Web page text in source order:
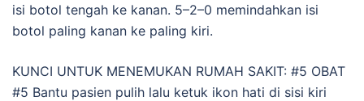
isi botol tengah ke kanan. 5–2–0 memindahkan isi
botol paling kanan ke paling kiri.
KUNCI UNTUK MENEMUKAN RUMAH SAKIT: #5 OBAT
#5 Bantu pasien pulih lalu ketuk ikon hati di sisi kiri